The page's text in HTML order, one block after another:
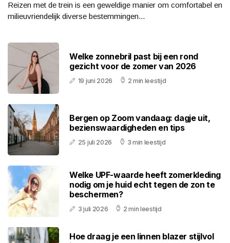
Reizen met de trein is een geweldige manier om comfortabel en
milieuvriendelijk diverse bestemmingen...
Welke zonnebril past bij een rond
gezicht voor de zomer van 2026
19 juni 2026 2 min leestijd
Bergen op Zoom vandaag: dagje uit,
bezienswaardigheden en tips
25 juli 2026 3 min leestijd
Welke UPF-waarde heeft zomerkleding
nodig om je huid echt tegen de zon te
beschermen?
3 juli 2026 2 min leestijd
Hoe draag je een linnen blazer stijlvol